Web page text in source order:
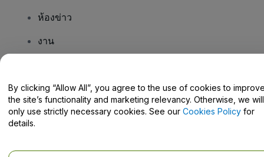
ห้องข่าว
งาน
Help Centre / Contact Us
By clicking “Allow All”, you agree to the use of cookies to
the site’s functionality and marketing relevancy. Otherwise, we will
only use strictly necessary cookies. See our Cookies Policy for
details.